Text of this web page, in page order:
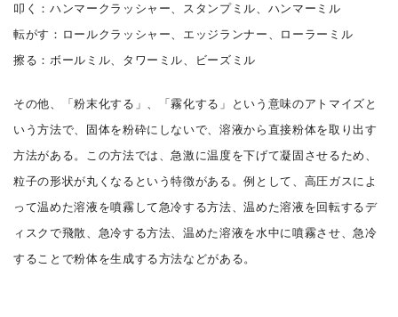
叩く：ハンマークラッシャー、スタンプミル、ハンマーミル
転がす：ロールクラッシャー、エッジランナー、ローラーミル
擦る：ボールミル、タワーミル、ビーズミル
その他、「粉末化する」、「霧化する」という意味のアトマイズと
いう方法で、固体を粉砕にしないで、溶液から直接粉体を取り出す
方法がある。この方法では、急激に温度を下げて凝固させるため、
粒子の形状が丸くなるという特徴がある。例として、高圧ガスによ
って温めた溶液を噴霧して急冷する方法、温めた溶液を回転するデ
ィスクで飛散、急冷する方法、温めた溶液を水中に噴霧させ、急冷
することで粉体を生成する方法などがある。